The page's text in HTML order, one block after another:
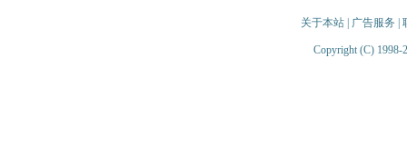
关于本站| 广告服务
Copyright (C) 1998-